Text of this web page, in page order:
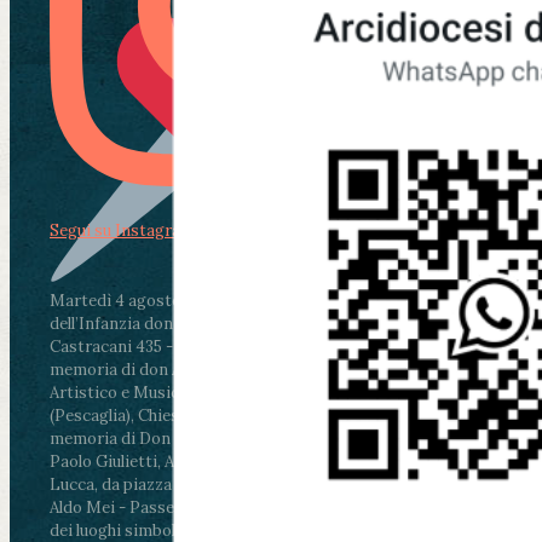
Martedì 4 agosto2026
ore 11:30 - Lucca, Scuola
dell’Infanzia don Aldo Mei - Viale Castruccio
Castracani 435 - Inaugurazione murales in
memoria di don Aldo Mei curato dal Liceo
Artistico e Musicale “Passaglia”
ore 18 - Fiano
(Pescaglia), Chiesa parrocchiale - Messa in
memoria di Don Aldo Mei celebrata da mons.
Paolo Giulietti, Arcivescovo di Lucca
ore 20.30 -
Lucca, da piazza San Michele al Cippo di don
Aldo Mei - Passeggiata della Memoria in alcuni
dei luoghi simbolo della città. Ritrovo alle ore
Segui su Instagram